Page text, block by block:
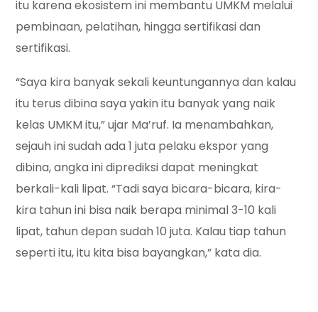
itu karena ekosistem ini membantu UMKM melalui
pembinaan, pelatihan, hingga sertifikasi dan
sertifikasi.
“Saya kira banyak sekali keuntungannya dan kalau
itu terus dibina saya yakin itu banyak yang naik
kelas UMKM itu,” ujar Ma’ruf. Ia menambahkan,
sejauh ini sudah ada 1 juta pelaku ekspor yang
dibina, angka ini diprediksi dapat meningkat
berkali-kali lipat. “Tadi saya bicara-bicara, kira-
kira tahun ini bisa naik berapa minimal 3-10 kali
lipat, tahun depan sudah 10 juta. Kalau tiap tahun
seperti itu, itu kita bisa bayangkan,” kata dia.